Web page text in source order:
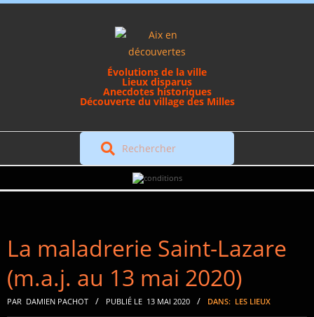
Évolutions de la ville
Lieux disparus
Anecdotes historiques
Découverte du village des Milles
Rechercher
Navigation
La maladrerie Saint-Lazare
(m.a.j. au 13 mai 2020)
PAR DAMIEN PACHOT PUBLIÉ LE 13 MAI 2020 DANS: LES LIEUX